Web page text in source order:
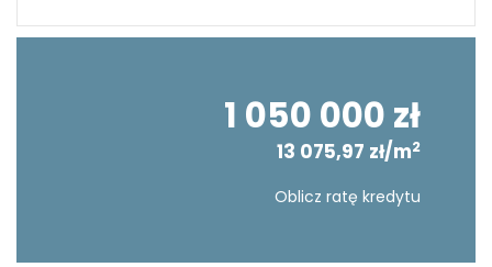
1 050 000 zł
13 075,97 zł/m2
Oblicz ratę kredytu